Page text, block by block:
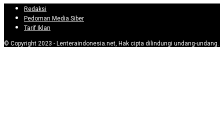
Redaksi
Pedoman Media Siber
Tarif Iklan
© Copyright 2023 - Lenteraindonesia.net, Hak cipta dilindungi undang-undang.